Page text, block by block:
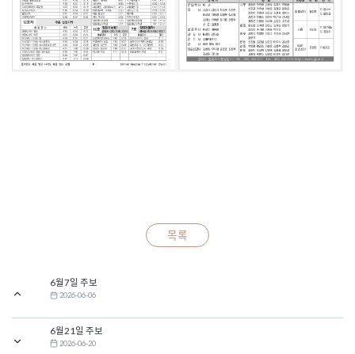
목록
6월7일 주보
2026-06-06
6월21일 주보
2026-06-20